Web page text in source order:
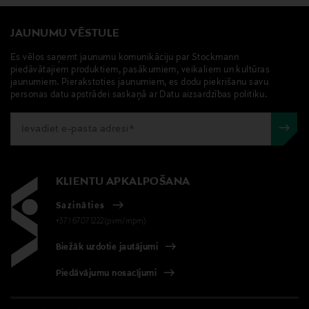
JAUNUMU VĒSTULE
Es vēlos saņemt jaunumu komunikāciju par Stockmann
piedāvātajiem produktiem, pasākumiem, veikaliem un kultūras
jaunumiem. Pierakstoties jaunumiem, es dodu piekrišanu savu
personas datu apstrādei saskaņā ar Datu aizsardzības politiku.
KLIENTU APKALPOŠANA
Sazināties
+371 67071222(pvm/mpm)
Biežāk uzdotie jautājumi
Piedāvājumu nosacījumi